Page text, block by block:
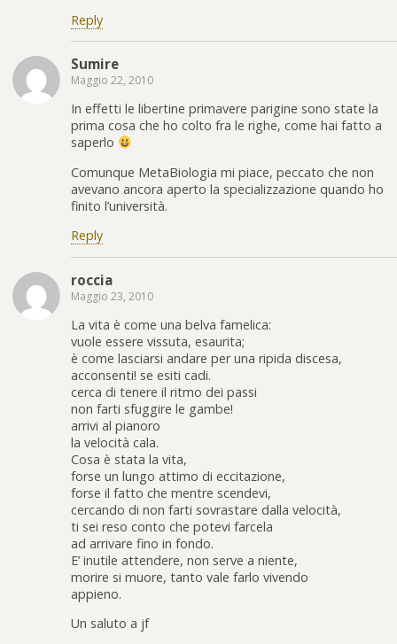
Reply
Sumire
Maggio 22, 2010
In effetti le libertine primavere parigine sono state la
prima cosa che ho colto fra le righe, come hai fatto a
saperlo
Comunque MetaBiologia mi piace, peccato che non
avevano ancora aperto la specializzazione quando ho
finito l’università.
Reply
roccia
Maggio 23, 2010
La vita è come una belva famelica:
vuole essere vissuta, esaurita;
è come lasciarsi andare per una ripida discesa,
acconsenti! se esiti cadi.
cerca di tenere il ritmo dei passi
non farti sfuggire le gambe!
arrivi al pianoro
la velocità cala.
Cosa è stata la vita,
forse un lungo attimo di eccitazione,
forse il fatto che mentre scendevi,
cercando di non farti sovrastare dalla velocità,
ti sei reso conto che potevi farcela
ad arrivare fino in fondo.
E’ inutile attendere, non serve a niente,
morire si muore, tanto vale farlo vivendo
appieno.
Un saluto a jf